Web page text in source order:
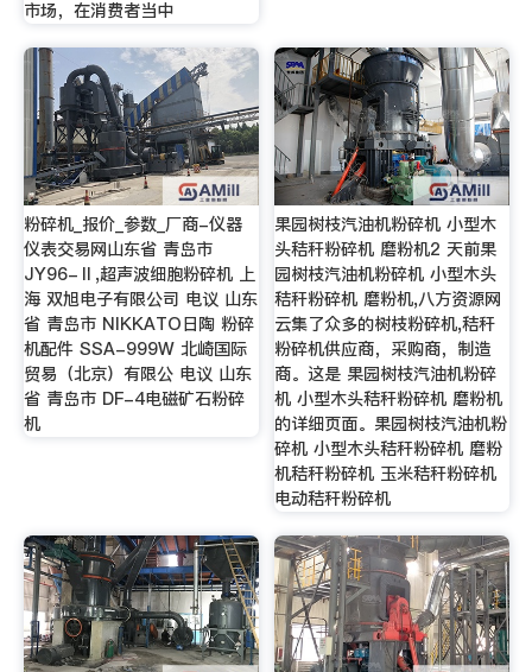
市场，在消费者当中
粉碎机_报价_参数_厂商-仪器
仪表交易网山东省 青岛市
JY96-Ⅱ,超声波细胞粉碎机 上
海 双旭电子有限公司 电议 山东
省 青岛市 NIKKATO日陶 粉碎
机配件 SSA-999W 北崎国际
贸易（北京）有限公 电议 山东
省 青岛市 DF-4电磁矿石粉碎
机
果园树枝汽油机粉碎机 小型木
头秸秆粉碎机 磨粉机2 天前果
园树枝汽油机粉碎机 小型木头
秸秆粉碎机 磨粉机,八方资源网
云集了众多的树枝粉碎机,秸秆
粉碎机供应商，采购商，制造
商。这是 果园树枝汽油机粉碎
机 小型木头秸秆粉碎机 磨粉机
的详细页面。果园树枝汽油机粉
碎机 小型木头秸秆粉碎机 磨粉
机秸秆粉碎机 玉米秸秆粉碎机
电动秸秆粉碎机